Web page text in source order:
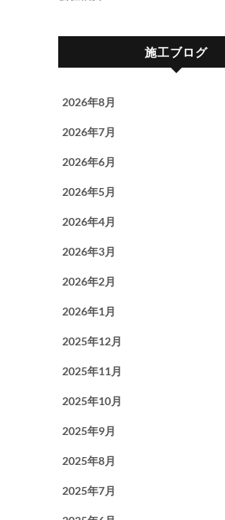
施工ブログ
2026年8月
2026年7月
2026年6月
2026年5月
2026年4月
2026年3月
2026年2月
2026年1月
2025年12月
2025年11月
2025年10月
2025年9月
2025年8月
2025年7月